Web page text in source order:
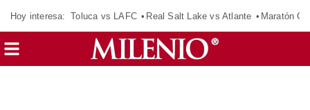
Hoy interesa: Toluca vs LAFC Real Salt Lake vs Atlante Maratón